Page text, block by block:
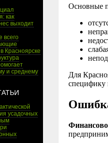
как
выходит
всего
Красноярске
и среднему
усадочных
Основные
Для
специфику